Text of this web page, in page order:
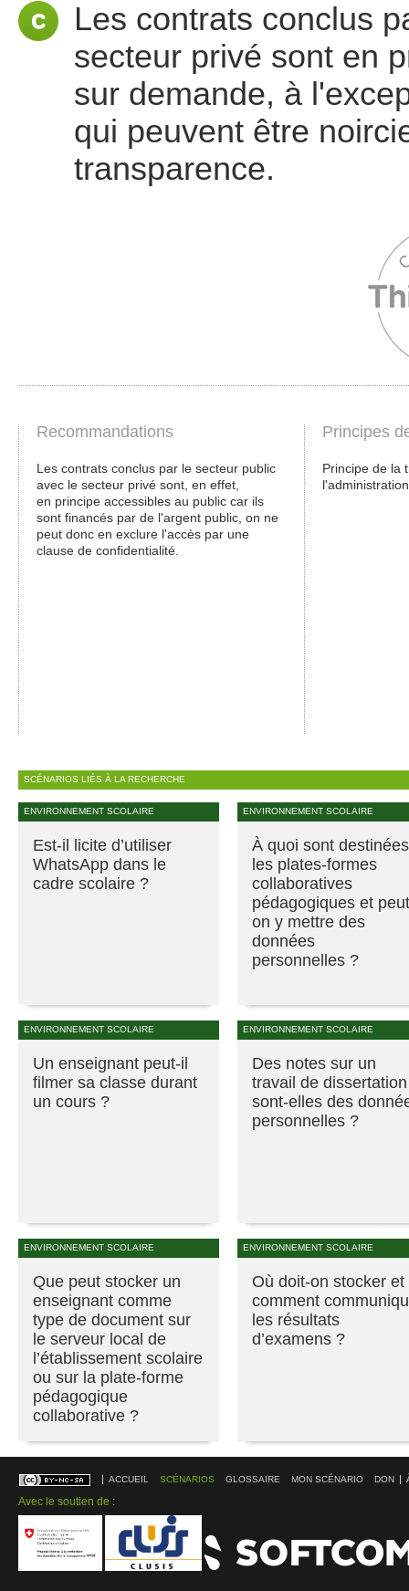
Les contrats conclus
secteur privé sont en
sur demande, à
qui peuvent être
transparence.
Recommandations
Les contrats conclus par le secteur public
avec le secteur privé sont, en effet,
en principe accessibles au public car ils
sont financés par de l'argent public, on ne
peut donc en exclure l'accès par une
clause de confidentialité.
Principes
Principe de la
SCÉNARIOS LIÉS À LA RECHERCHE
ENVIRONNEMENT SCOLAIRE
Est-il licite d’utiliser
WhatsApp dans le
cadre scolaire ?
ENVIRONNEMENT SCOLAIRE
À quoi sont destinées
les plates-formes
collaboratives
pédagogiques et
on y mettre des
données
personnelles ?
ENVIRONNEMENT SCOLAIRE
Un enseignant peut-il
filmer sa classe durant
un cours ?
ENVIRONNEMENT SCOLAIRE
Des notes sur un
travail de dissertation
sont-elles des
personnelles ?
ENVIRONNEMENT SCOLAIRE
Que peut stocker un
enseignant comme
type de document sur
le serveur local de
l’établissement scolaire
ou sur la plate-forme
pédagogique
collaborative ?
ENVIRONNEMENT SCOLAIRE
Où doit-on stocker et
comment
les résultats
d’examens ?
ACCUEIL SCÉNARIOS GLOSSAIRE MON SCÉNARIO DON
Avec le soutien de :